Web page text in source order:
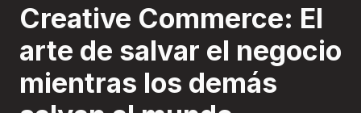
Creative Commerce: El
arte de salvar el negocio
mientras los demás